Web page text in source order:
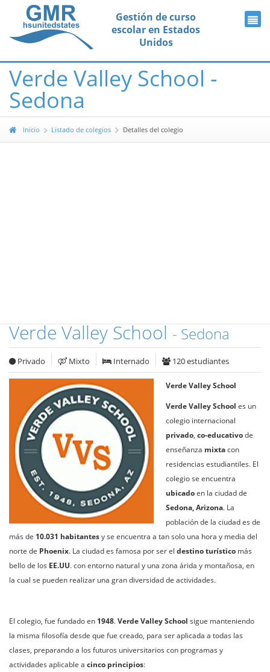
Gestión de curso
escolar en Estados
Unidos
Verde Valley School -
Sedona
Inicio Listado de colegios Detalles del colegio
Verde Valley School- Sedona
Privado Mixto Internado 120 estudiantes
Verde Valley School
Verde Valley School es un
colegio internacional
privado, co-educativode
enseñanza mixtacon
residencias estudiantiles. El
colegio se encuentra
ubicadoen la ciudad de
Sedona, Arizona. La
población de la ciudad es de
más de 10.031 habitantesy se encuentra a tan solo una hora y media del
norte de Phoenix. La ciudad es famosa por ser el destino turístico más
bello de los EE.UU. con entorno natural y una zona árida y montañosa, en
la cual se pueden realizar una gran diversidad de actividades.
El colegio, fue fundado en 1948.Verde Valley School sigue manteniendo
la misma filosofía desde que fue creado, para ser aplicada a todas las
clases, preparando a los futuros universitarios con programas y
actividades aplicable a cinco principios: